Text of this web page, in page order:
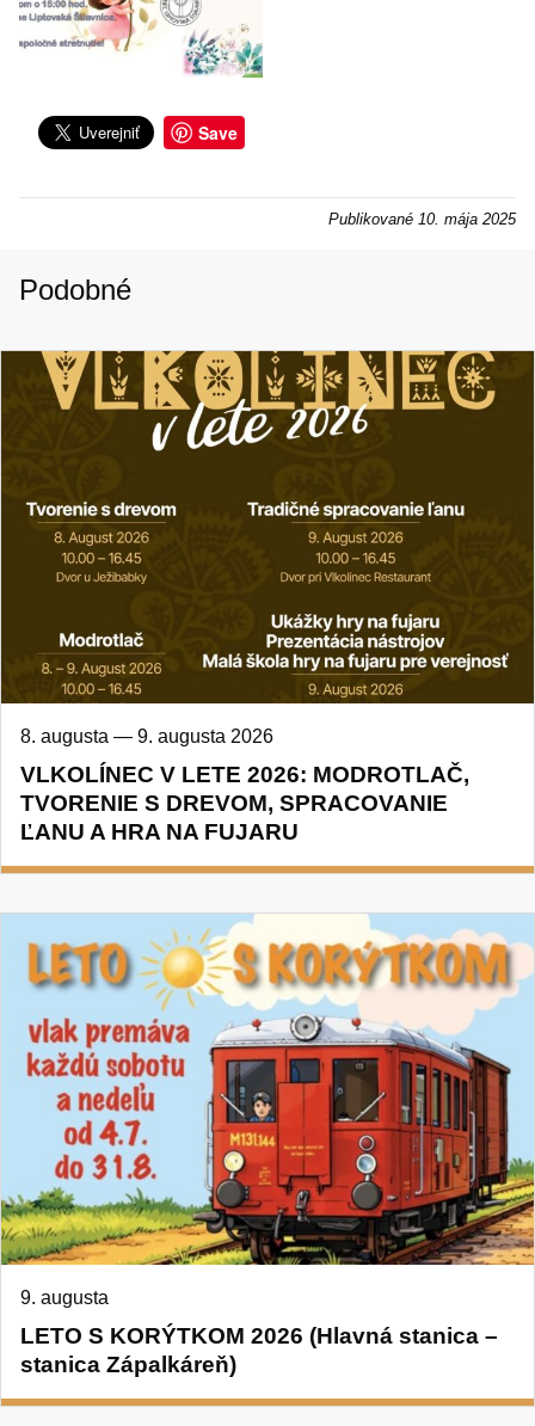
Save
Publikované 10. mája 2025
Podobné
VLKOLÍNEC V LETE 2026: MODROTLAČ,
TVORENIE S DREVOM, SPRACOVANIE
ĽANU A HRA NA FUJARU
8. augusta — 9. augusta 2026
LETO S KORÝTKOM 2026 (Hlavná stanica –
stanica Zápalkáreň)
9. augusta